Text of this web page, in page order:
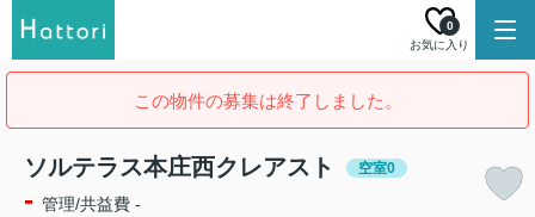
お気に入り
0
この物件の募集は終了しました。
ソルテラス本庄西クレアスト 空室0
- 管理/共益費 -